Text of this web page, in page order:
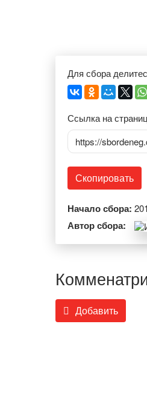
Для сбора
Ссылка на
https://
Скопировать
Начало сбора:
Автор сбора:
Добавить